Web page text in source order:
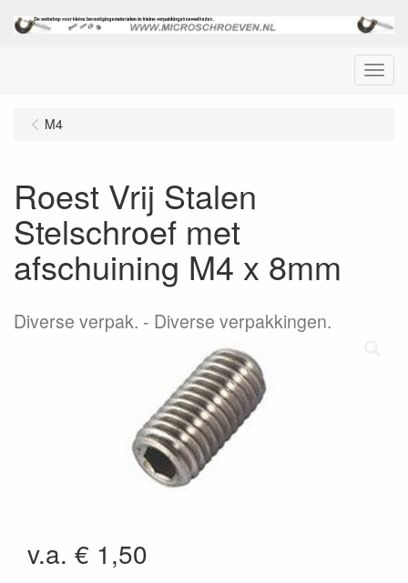
Menu
M4
Roest Vrij Stalen
Stelschroef met
afschuining M4 x 8mm
Diverse verpak. Diverse verpakkingen.
v.a. € 1,50